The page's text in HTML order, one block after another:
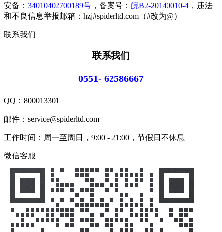
安备： 34010402700189号 ，备案号： 皖B2-20140010-4 ，违法
和不良信息举报邮箱：hzj#spiderltd.com（#改为@）
联系我们
联系我们
0551- 62586667
QQ： 800013301
邮件：service@spiderltd.com
工作时间：周一至周日，9:00 - 21:00，节假日不休息
微信客服